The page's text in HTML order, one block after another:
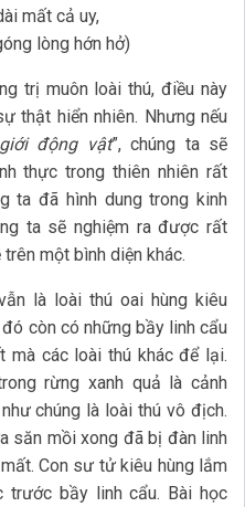
mất cả uy,
lòng hớn hở)
trị muôn loài thú, điều này
thật hiển nhiên. Nhưng nếu
động vật”, chúng ta sẽ
thực trong thiên nhiên rất
ta đã hình dung trong kinh
ta sẽ nghiệm ra được rất
một bình diện khác.
là loài thú oai hùng kiêu
còn có những bầy linh cẩu
mà các loài thú khác để lại.
rừng xanh quả là cảnh
chúng là loài thú vô địch.
săn mồi xong đã bị đàn linh
Con sư tử kiêu hùng lắm
trước bầy linh cẩu. Bài học